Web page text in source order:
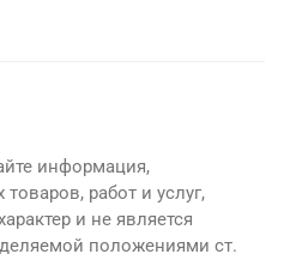
информация,
работ и услуг,
и не является
положениями ст.